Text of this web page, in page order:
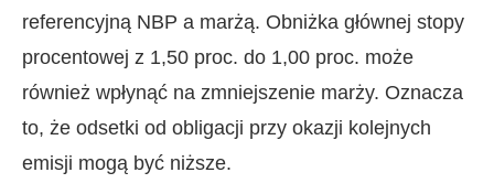
referencyjną NBP a marżą. Obniżka głównej stopy
procentowej z 1,50 proc. do 1,00 proc. może
również wpłynąć na zmniejszenie marży. Oznacza
to, że odsetki od obligacji przy okazji kolejnych
emisji mogą być niższe.